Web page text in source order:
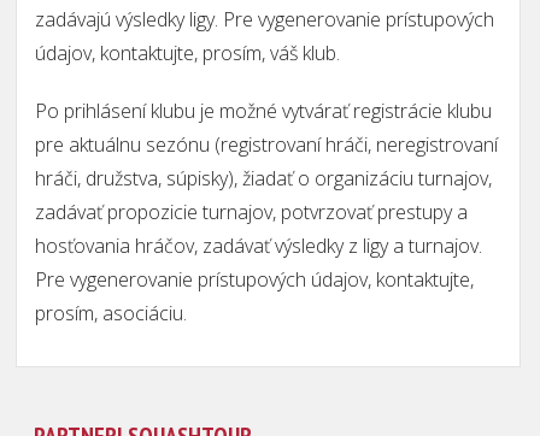
zadávajú výsledky ligy. Pre vygenerovanie prístupových
údajov, kontaktujte, prosím, váš klub.
Po prihlásení klubu je možné vytvárať registrácie klubu
pre aktuálnu sezónu (registrovaní hráči, neregistrovaní
hráči, družstva, súpisky), žiadať o organizáciu turnajov,
zadávať propozicie turnajov, potvrzovať prestupy a
hosťovania hráčov, zadávať výsledky z ligy a turnajov.
Pre vygenerovanie prístupových údajov, kontaktujte,
prosím, asociáciu.